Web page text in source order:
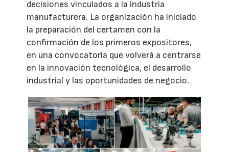
decisiones vinculados a la industria
manufacturera. La organización ha iniciado
la preparación del certamen con la
confirmación de los primeros expositores,
en una convocatoria que volverá a centrarse
en la innovación tecnológica, el desarrollo
industrial y las oportunidades de negocio.